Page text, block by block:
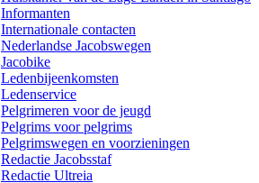
Informanten
Internationale contacten
Nederlandse Jacobswegen
Jacobike
Ledenbijeenkomsten
Ledenservice
Pelgrimeren voor de jeugd
Pelgrims voor pelgrims
Pelgrimswegen en voorzieningen
Redactie Jacobsstaf
Redactie Ultreia